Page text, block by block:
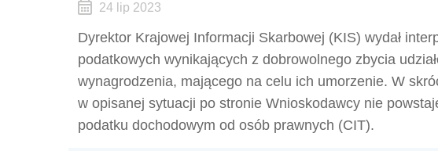
24 lip 2023
Dyrektor Krajowej Informacji Skarbowej (KIS) wydał
podatkowych wynikających z dobrowolnego zbycia
wynagrodzenia, mającego na celu ich umorzenie. W
w opisanej sytuacji po stronie Wnioskodawcy nie
podatku dochodowym od osób prawnych (CIT).